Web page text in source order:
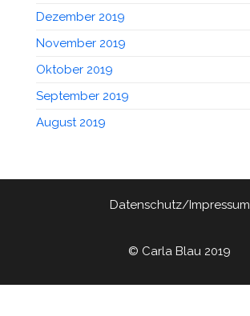
Dezember 2019
November 2019
Oktober 2019
September 2019
August 2019
Datenschutz/Impressum
© Carla Blau 2019